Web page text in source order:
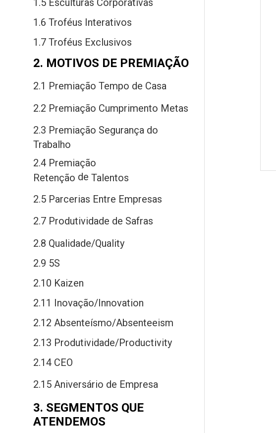
1.5 Esculturas Corporativas
1.6 Troféus Interativos
1.7 Troféus Exclusivos
2. MOTIVOS DE PREMIAÇÃO
2.1 Premiação Tempo de Casa
2.2 Premiação Cumprimento Metas
2.3 Premiação Segurança do
Trabalho
2.4 Premiação
Retenção de Talentos
2.5 Parcerias Entre Empresas
2.7 Produtividade de Safras
2.8 Qualidade/Quality
2.9 5S
2.10 Kaizen
2.11 Inovação/Innovation
2.12 Absenteísmo/Absenteeism
2.13 Produtividade/Productivity
2.14 CEO
2.15 Aniversário de Empresa
3. SEGMENTOS QUE
ATENDEMOS